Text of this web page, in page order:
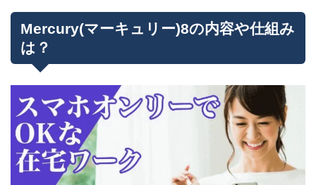
Mercury(マーキュリー)8の内容や仕組み
は？